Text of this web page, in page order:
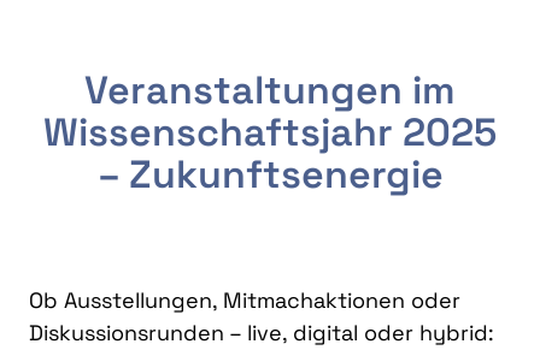
Veranstaltungen im
Wissenschaftsjahr 2025
– Zukunftsenergie
Ob Ausstellungen, Mitmachaktionen oder
Diskussionsrunden – live, digital oder hybrid: